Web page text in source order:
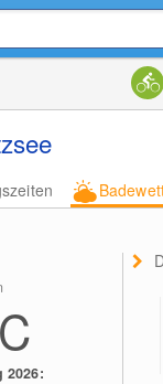
2026: